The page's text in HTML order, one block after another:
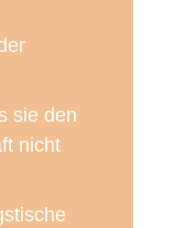
sie den
nicht